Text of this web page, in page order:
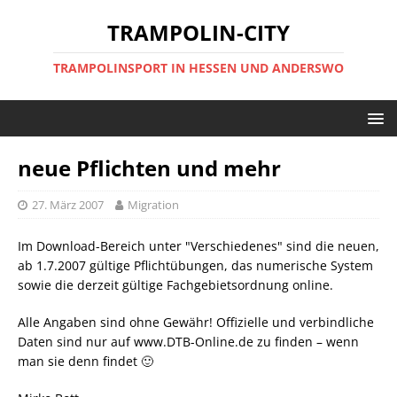
TRAMPOLIN-CITY
TRAMPOLINSPORT IN HESSEN UND ANDERSWO
neue Pflichten und mehr
27. März 2007 Migration
Im Download-Bereich unter "Verschiedenes" sind die neuen,
ab 1.7.2007 gültige Pflichtübungen, das numerische System
sowie die derzeit gültige Fachgebietsordnung online.
Alle Angaben sind ohne Gewähr! Offizielle und verbindliche
Daten sind nur auf www.DTB-Online.de zu finden – wenn
man sie denn findet 🙂